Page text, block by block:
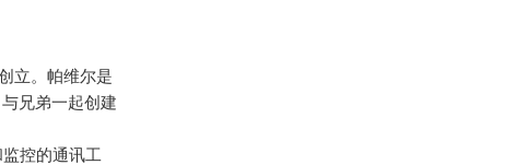
立。帕维尔是
兄弟一起创建
控的通讯工